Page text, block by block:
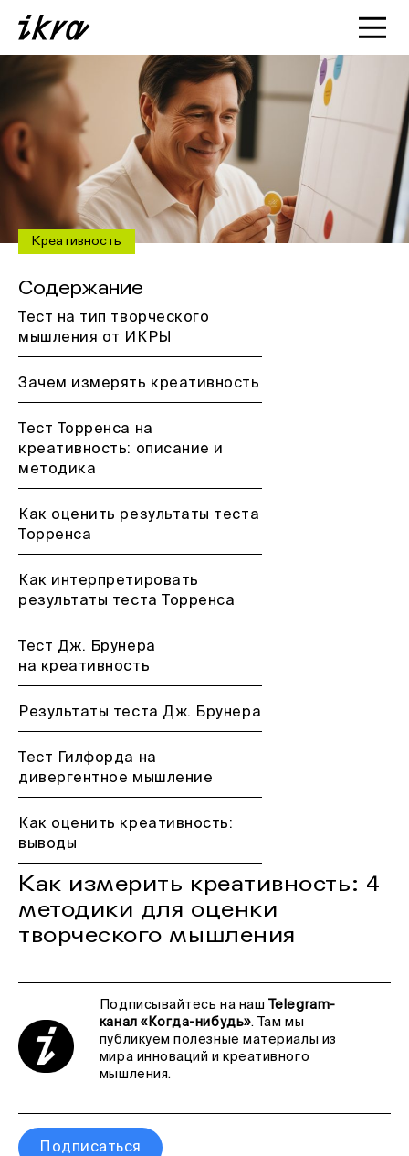
Познакомиться с ИКРОЙ
Кейсы
О нас
Креативность
Содержание
Тест на тип творческого
мышления от ИКРЫ
Зачем измерять креативность
Тест Торренса на
креативность: описание и
методика
Как оценить результаты теста
Торренса
Как интерпретировать
результаты теста Торренса
Тест Дж. Брунера
на креативность
Результаты теста Дж. Брунера
Тест Гилфорда на
дивергентное мышление
Как оценить креативность:
выводы
Как измерить креативность: 4
методики для оценки
творческого мышления
Подписывайтесь на наш
Telegram-
канал «Когда-нибудь». Там мы
публикуем полезные материалы из
мира инноваций и креативного
мышления.
Подписаться